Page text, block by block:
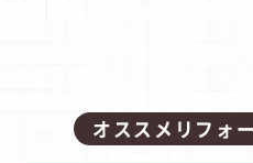
オススメリフォ